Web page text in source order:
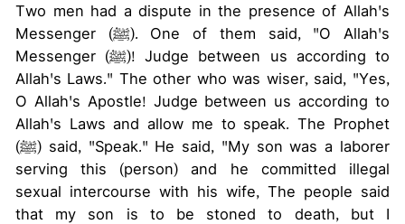
Two men had a dispute in the presence of Allah's
Messenger (ﷺ). One of them said, "O Allah's
Messenger (ﷺ)! Judge between us according to
Allah's Laws." The other who was wiser, said, "Yes,
O Allah's Apostle! Judge between us according to
Allah's Laws and allow me to speak. The Prophet
(ﷺ) said, "Speak." He said, "My son was a laborer
serving this (person) and he committed illegal
sexual intercourse with his wife, The people said
that my son is to be stoned to death, but I